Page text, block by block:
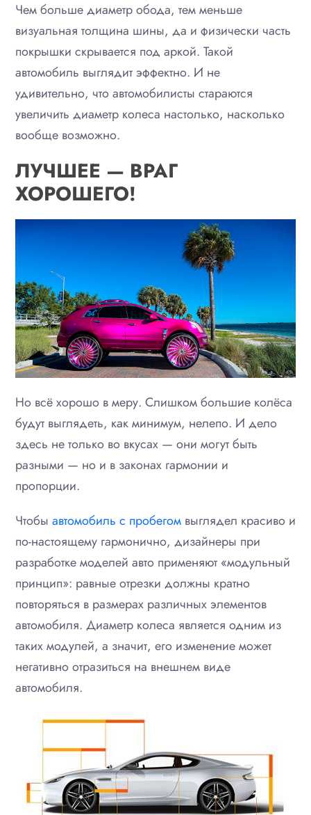
Чем больше диаметр обода, тем меньше
визуальная толщина шины, да и физически часть
покрышки скрывается под аркой. Такой
автомобиль выглядит эффектно. И не
удивительно, что автомобилисты стараются
увеличить диаметр колеса настолько, насколько
вообще возможно.
ЛУЧШЕЕ — ВРАГ
ХОРОШЕГО!
Но всё хорошо в меру. Слишком большие колёса
будут выглядеть, как минимум, нелепо. И дело
здесь не только во вкусах — они могут быть
разными — но и в законах гармонии и
пропорции.
Чтобы автомобиль с пробегом выглядел красиво и
по-настоящему гармонично, дизайнеры при
разработке моделей авто применяют «модульный
принцип»: равные отрезки должны кратно
повторяться в размерах различных элементов
автомобиля. Диаметр колеса является одним из
таких модулей, а значит, его изменение может
негативно отразиться на внешнем виде
автомобиля.